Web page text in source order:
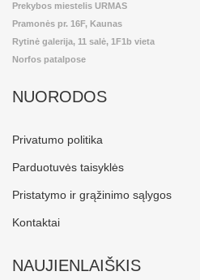
Prekybos miestelis URMAS
Pramonės pr. 16F, Kaunas
Rytinė galerija, 11 salė, 1F1b vieta
Norfos patalpose
NUORODOS
Privatumo politika
Parduotuvės taisyklės
Pristatymo ir grąžinimo sąlygos
Kontaktai
NAUJIENLAIŠKIS